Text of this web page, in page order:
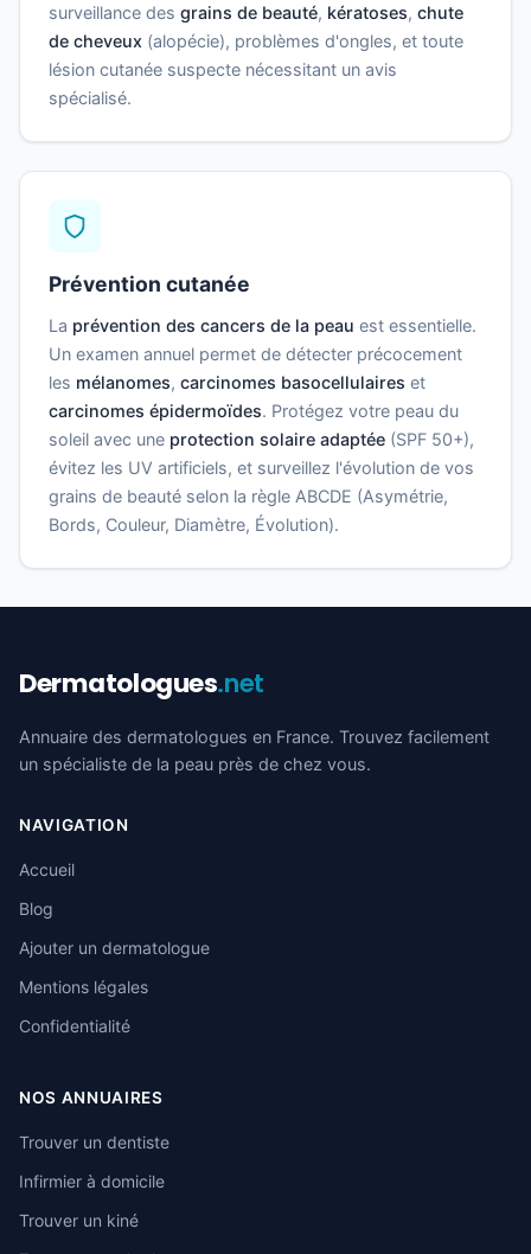
surveillance des grains de beauté, kératoses, chute
de cheveux (alopécie), problèmes d'ongles, et toute
lésion cutanée suspecte nécessitant un avis
spécialisé.
Prévention cutanée
La prévention des cancers de la peau est essentielle.
Un examen annuel permet de détecter précocement
les mélanomes, carcinomes basocellulaires et
carcinomes épidermoïdes. Protégez votre peau du
soleil avec une protection solaire adaptée (SPF 50+),
évitez les UV artificiels, et surveillez l'évolution de vos
grains de beauté selon la règle ABCDE (Asymétrie,
Bords, Couleur, Diamètre, Évolution).
Dermatologues.net
Annuaire des dermatologues en France. Trouvez facilement
un spécialiste de la peau près de chez vous.
NAVIGATION
Accueil
Blog
Ajouter un dermatologue
Mentions légales
Confidentialité
NOS ANNUAIRES
Trouver un dentiste
Infirmier à domicile
Trouver un kiné